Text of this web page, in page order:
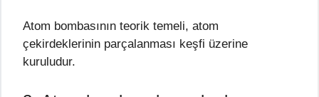
Atom bombasının teorik temeli, atom
çekirdeklerinin parçalanması keşfi üzerine
kuruludur.